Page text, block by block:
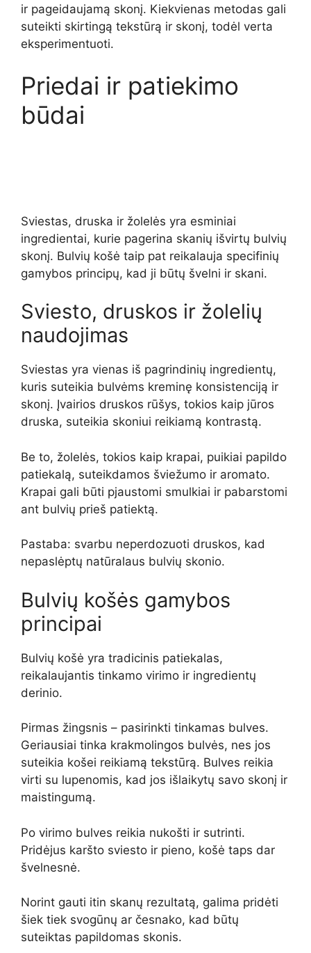
ir pageidaujamą skonį. Kiekvienas metodas gali
suteikti skirtingą tekstūrą ir skonį, todėl verta
eksperimentuoti.
Priedai ir patiekimo
būdai
Sviestas, druska ir žolelės yra esminiai
ingredientai, kurie pagerina skanių išvirtų bulvių
skonį. Bulvių košė taip pat reikalauja specifinių
gamybos principų, kad ji būtų švelni ir skani.
Sviesto, druskos ir žolelių
naudojimas
Sviestas yra vienas iš pagrindinių ingredientų,
kuris suteikia bulvėms kreminę konsistenciją ir
skonį. Įvairios druskos rūšys, tokios kaip jūros
druska, suteikia skoniui reikiamą kontrastą.
Be to, žolelės, tokios kaip krapai, puikiai papildo
patiekalą, suteikdamos šviežumo ir aromato.
Krapai gali būti pjaustomi smulkiai ir pabarstomi
ant bulvių prieš patiektą.
Pastaba: svarbu neperdozuoti druskos, kad
nepaslėptų natūralaus bulvių skonio.
Bulvių košės gamybos
principai
Bulvių košė yra tradicinis patiekalas,
reikalaujantis tinkamo virimo ir ingredientų
derinio.
Pirmas žingsnis – pasirinkti tinkamas bulves.
Geriausiai tinka krakmolingos bulvės, nes jos
suteikia košei reikiamą tekstūrą. Bulves reikia
virti su lupenomis, kad jos išlaikytų savo skonį ir
maistingumą.
Po virimo bulves reikia nukošti ir sutrinti.
Pridėjus karšto sviesto ir pieno, košė taps dar
švelnesnė.
Norint gauti itin skanų rezultatą, galima pridėti
šiek tiek svogūnų ar česnako, kad būtų
suteiktas papildomas skonis.